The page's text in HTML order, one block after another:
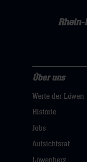
Rhein-
uns
Navigation
öffnen,
dann
Über uns
Werte der Löwen
Historie
Jobs
Aufsichtsrat
Löwenherz